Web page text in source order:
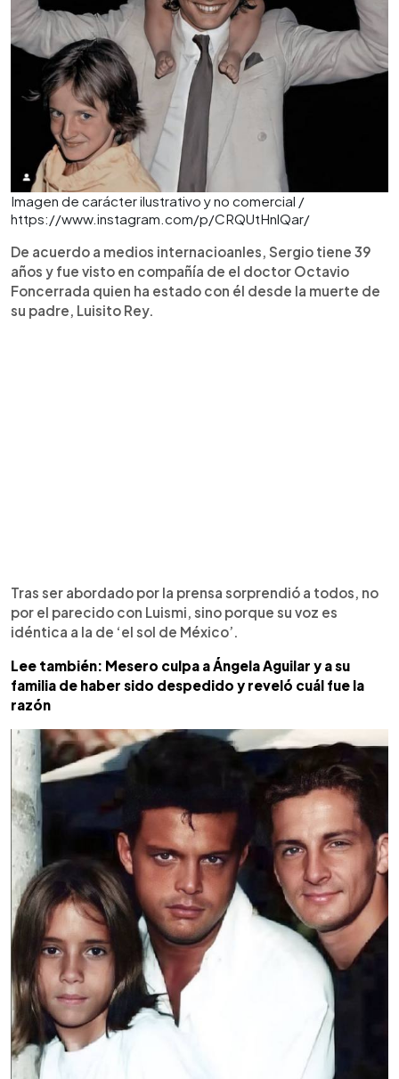
Imagen de carácter ilustrativo y no comercial /
https://www.instagram.com/p/CRQUtHnlQar/
De acuerdo a medios internacioanles, Sergio tiene 39
años y fue visto en compañía de el doctor Octavio
Foncerrada quien ha estado con él desde la muerte de
su padre, Luisito Rey.
Tras ser abordado por la prensa sorprendió a todos, no
por el parecido con Luismi, sino porque su voz es
idéntica a la de ‘el sol de México’.
Lee también: Mesero culpa a Ángela Aguilar y a su
familia de haber sido despedido y reveló cuál fue la
razón